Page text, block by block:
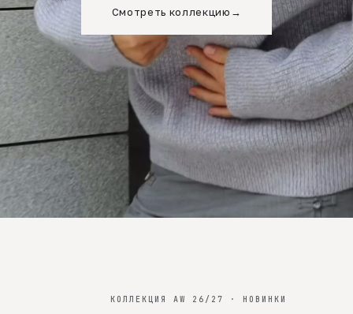
Смотреть коллекцию →
КОЛЛЕКЦИЯ AW 26/27 · НОВИНКИ